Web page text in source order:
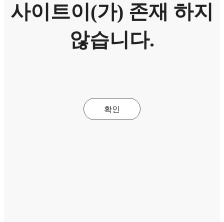
사이트이(가) 존재 하지
않습니다.